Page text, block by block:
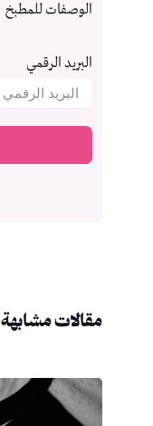
الوصفات للمطبخ
البريد الرقمي
مقالات مشابهة